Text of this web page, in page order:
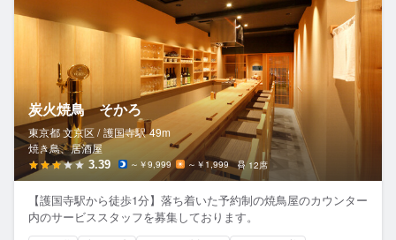
炭火焼鳥 そかろ
東京都 文京区 / 護国寺駅 49m
焼き鳥、居酒屋
3.39 ～￥9,999 ～￥1,999 12席
【護国寺駅から徒歩1分】落ち着いた予約制の焼鳥屋のカウンター
内のサービススタッフを募集しております。